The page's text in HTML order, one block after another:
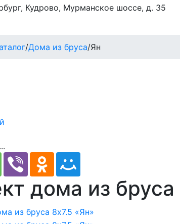
Кудрово, Мурманское шоссе, д. 35
/Дома из бруса/Ян
дома из бруса